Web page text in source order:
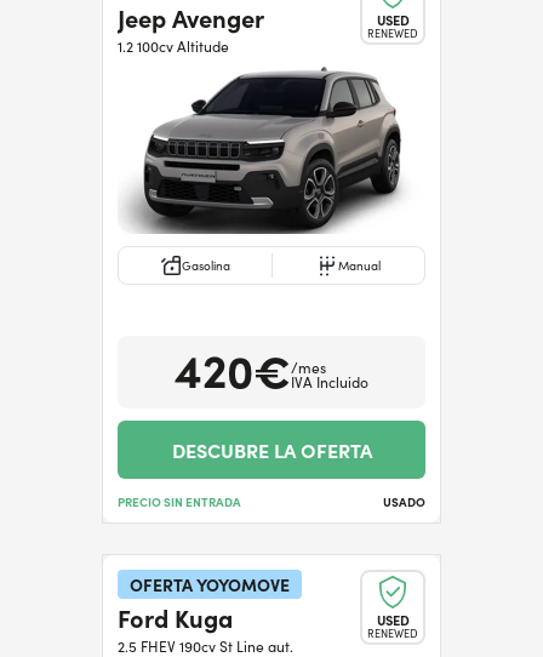
USED
RENEWED
Jeep Avenger
1.2 100cv Altitude
Gasolina Manual
420€/mes
IVA Incluido
DESCUBRE LA OFERTA
PRECIO SIN ENTRADA USADO
OFERTA YOYOMOVE
USED
RENEWED
Ford Kuga
2.5 FHEV 190cv St Line aut.